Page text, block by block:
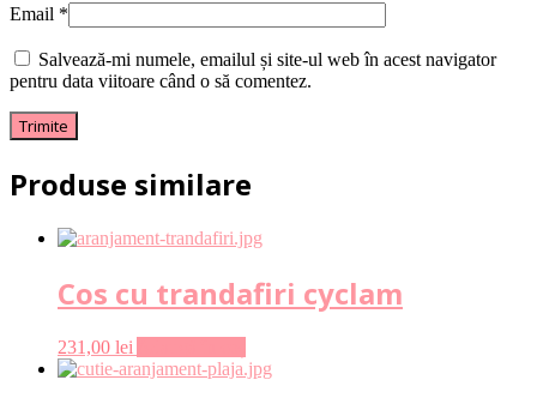
Email *
Salvează-mi numele, emailul și site-ul web în acest navigator
pentru data viitoare când o să comentez.
Produse similare
Cos cu trandafiri cyclam
231,00 lei